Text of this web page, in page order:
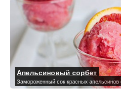
Апельсиновый сорбет
Замороженный сок красных